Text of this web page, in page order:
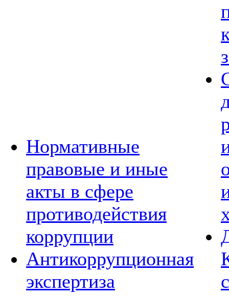
Нормативные
правовые и иные
акты в сфере
противодействия
коррупции
Антикоррупционная
экспертиза